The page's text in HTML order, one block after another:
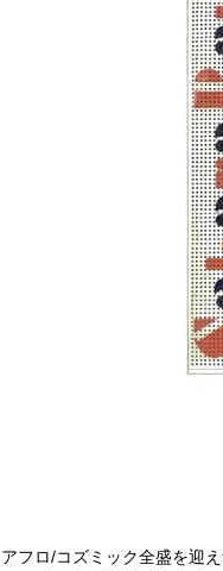
アフロ/コズミック全盛を迎